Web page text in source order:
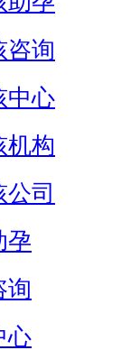
咨询
中心
机构
司
孕
询
心